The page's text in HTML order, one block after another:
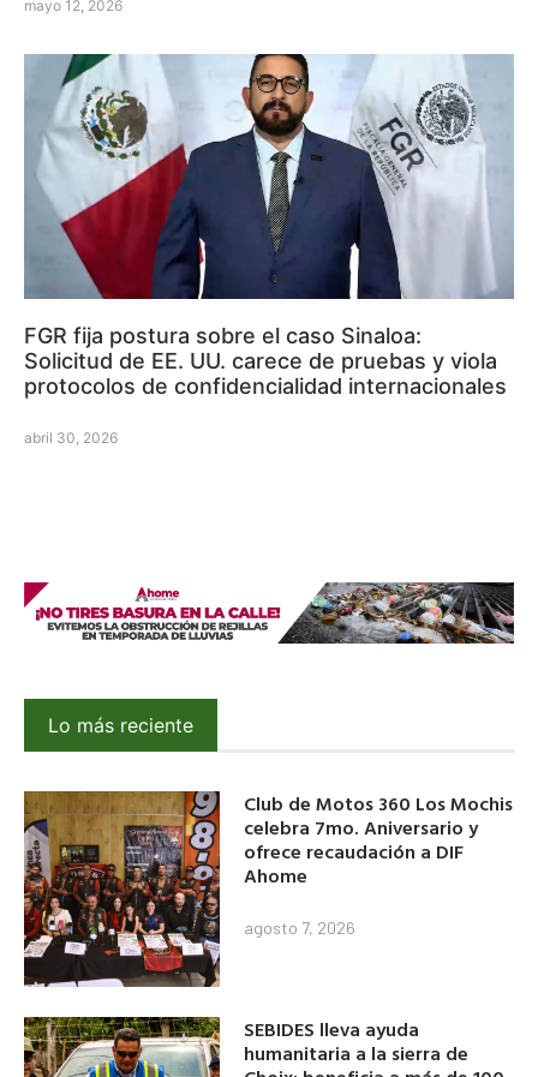
mayo 12, 2026
FGR fija postura sobre el caso Sinaloa:
Solicitud de EE. UU. carece de pruebas y viola
protocolos de confidencialidad internacionales
abril 30, 2026
Lo más reciente
Club de Motos 360 Los Mochis
celebra 7mo. Aniversario y
ofrece recaudación a DIF
Ahome
agosto 7, 2026
SEBIDES lleva ayuda
humanitaria a la sierra de